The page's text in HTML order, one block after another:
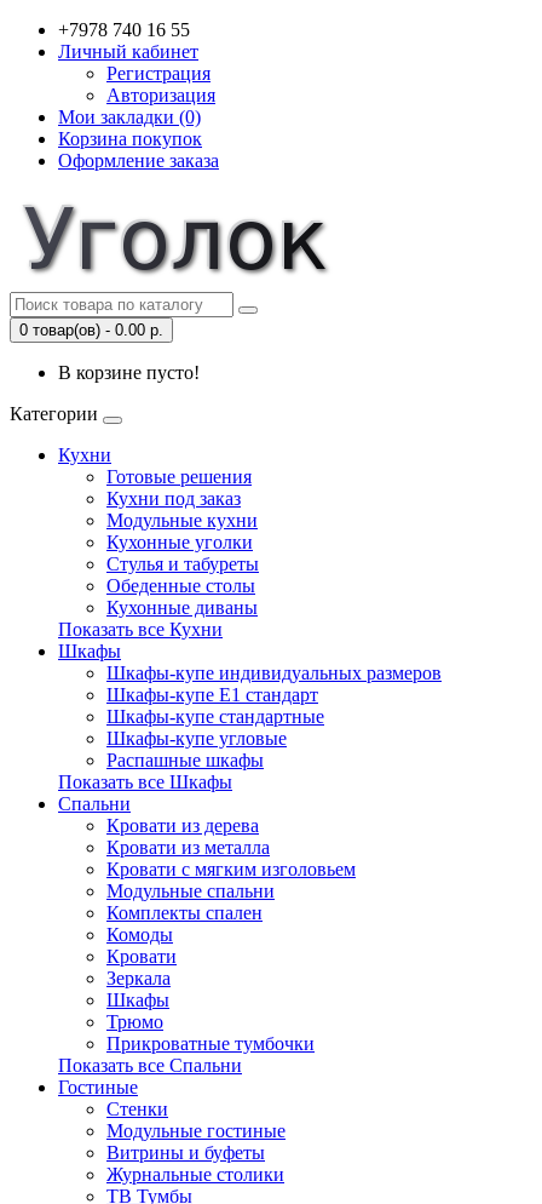
+7978 740 16 55
Личный кабинет
Регистрация
Авторизация
Мои закладки (0)
Корзина покупок
Оформление заказа
0 товар(ов) - 0.00 р.
В корзине пусто!
Категории
Кухни
Готовые решения
Кухни под заказ
Модульные кухни
Кухонные уголки
Стулья и табуреты
Обеденные столы
Кухонные диваны
Показать все Кухни
Шкафы
Шкафы-купе индивидуальных размеров
Шкафы-купе Е1 стандарт
Шкафы-купе стандартные
Шкафы-купе угловые
Распашные шкафы
Показать все Шкафы
Спальни
Кровати из дерева
Кровати из металла
Кровати с мягким изголовьем
Модульные спальни
Комплекты спален
Комоды
Кровати
Зеркала
Шкафы
Трюмо
Прикроватные тумбочки
Показать все Спальни
Гостиные
Стенки
Модульные гостиные
Витрины и буфеты
Журнальные столики
ТВ Тумбы